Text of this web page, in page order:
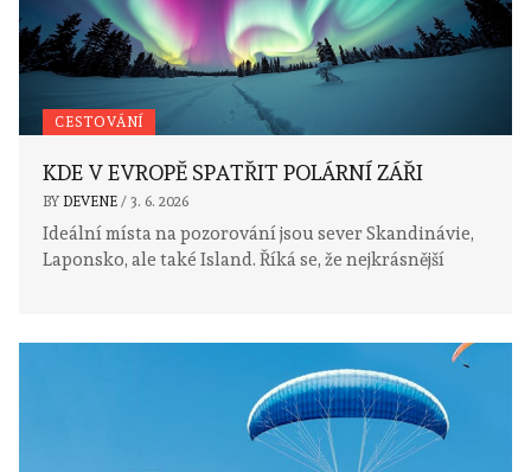
CESTOVÁNÍ
KDE V EVROPĚ SPATŘIT POLÁRNÍ ZÁŘI
BY DEVENE / 3. 6. 2026
Ideální místa na pozorování jsou sever Skandinávie,
Laponsko, ale také Island. Říká se, že nejkrásnější